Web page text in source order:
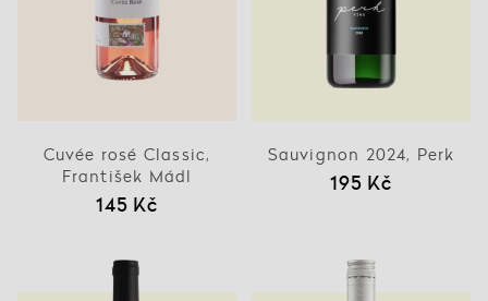
Cuvée rosé Classic,
František Mádl
145 Kč
Sauvignon 2024, Perk
195 Kč